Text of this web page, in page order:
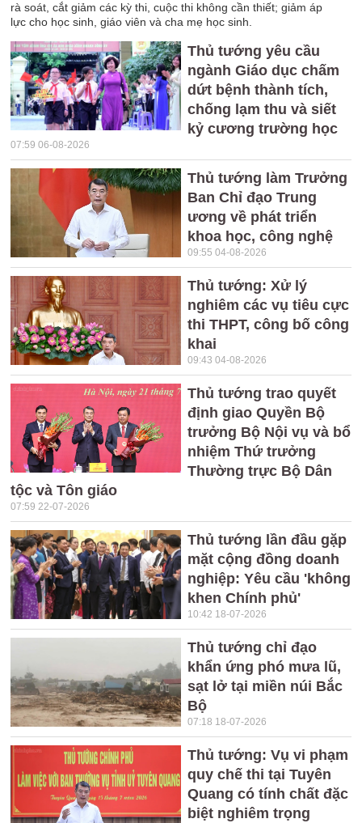
rà soát, cắt giảm các kỳ thi, cuộc thi không cần thiết; giảm áp
lực cho học sinh, giáo viên và cha mẹ học sinh.
Thủ tướng yêu cầu
ngành Giáo dục chấm
dứt bệnh thành tích,
chống lạm thu và siết
kỷ cương trường học
07:59 06-08-2026
Thủ tướng làm Trưởng
Ban Chỉ đạo Trung
ương về phát triển
khoa học, công nghệ
09:55 04-08-2026
Thủ tướng: Xử lý
nghiêm các vụ tiêu cực
thi THPT, công bố công
khai
09:43 04-08-2026
Thủ tướng trao quyết
định giao Quyền Bộ
trưởng Bộ Nội vụ và bổ
nhiệm Thứ trưởng
Thường trực Bộ Dân
tộc và Tôn giáo
07:59 22-07-2026
Thủ tướng lần đầu gặp
mặt cộng đồng doanh
nghiệp: Yêu cầu 'không
khen Chính phủ'
10:42 18-07-2026
Thủ tướng chỉ đạo
khẩn ứng phó mưa lũ,
sạt lở tại miền núi Bắc
Bộ
07:18 18-07-2026
Thủ tướng: Vụ vi phạm
quy chế thi tại Tuyên
Quang có tính chất đặc
biệt nghiêm trọng